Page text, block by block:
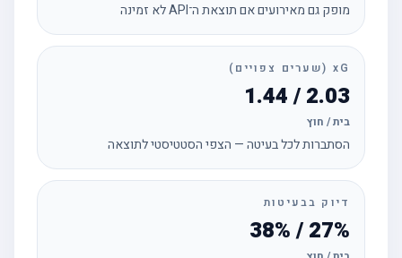
מופק גם מאירועים אם תוצאת ה־API לא זמינה
xG (שערים צפויים)
2.03 / 1.44
בית / חוץ
הסתברות לכל בעיטה — הצפי הסטטיסטי לתוצאה
דיוק בבעיטות
27% / 38%